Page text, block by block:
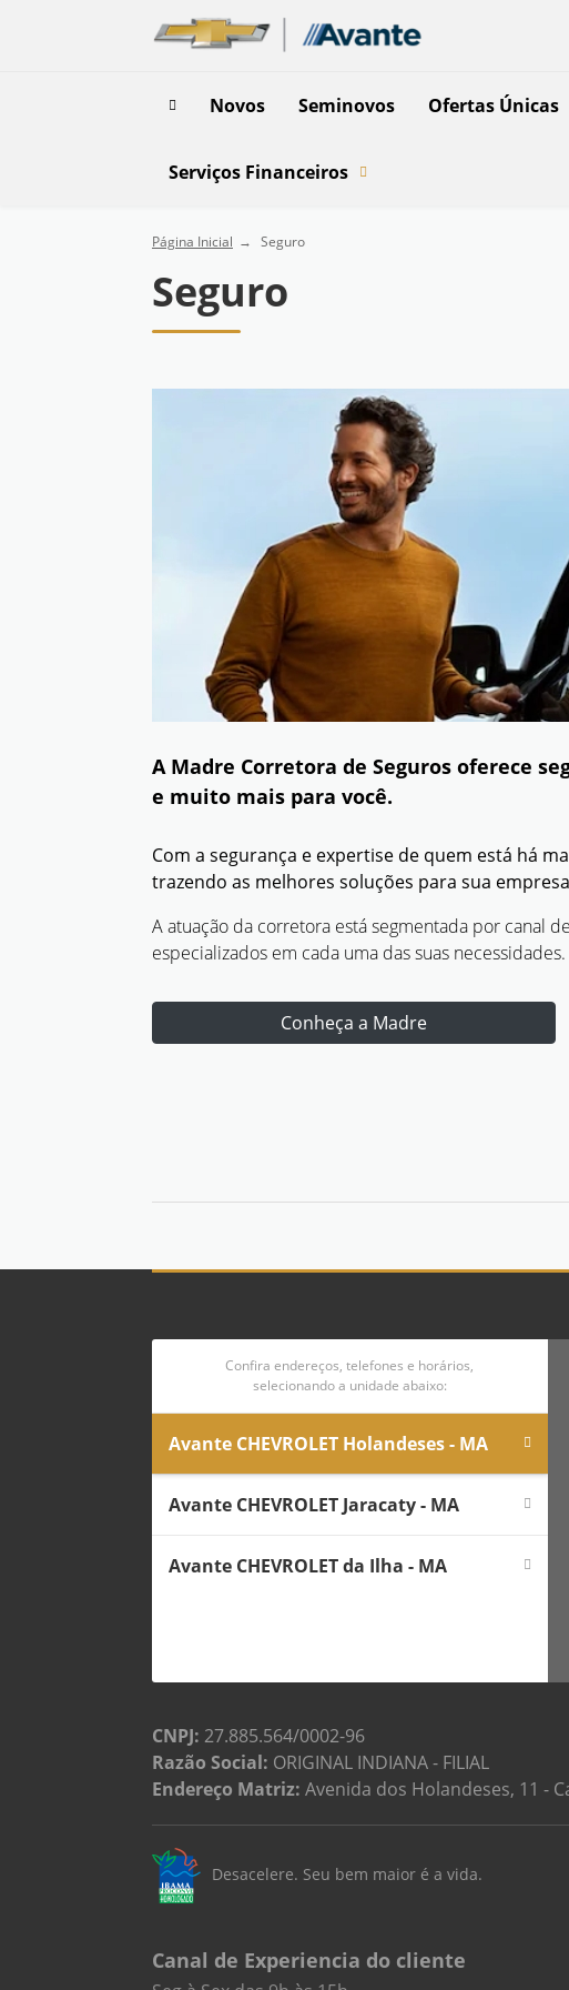
Novos Seminovos Ofertas Únicas
Serviços Financeiros
Página Inicial Seguro
Seguro
A Madre Corretora de Seguros oferece
e muito mais para você.
Com a segurança e expertise de quem está há
trazendo as melhores soluções para sua
A atuação da corretora está segmentada por canal
especializados em cada uma das suas necessidades.
Conheça a Madre
Confira endereços, telefones e horários,
selecionando a unidade abaixo:
Avante CHEVROLET Holandeses - MA
Avante CHEVROLET Jaracaty - MA
Avante CHEVROLET da Ilha - MA
CNPJ: 27.885.564/0002-96
Razão Social: ORIGINAL INDIANA - FILIAL
Endereço Matriz: Avenida dos Holandeses, 11 -
Desacelere. Seu bem maior é a vida.
Canal de Experiencia do cliente